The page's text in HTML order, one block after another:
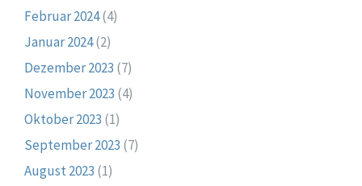
Februar 2024(4)
Januar 2024(2)
Dezember 2023 (7)
November 2023 (4)
Oktober 2023 (1)
September 2023 (7)
August 2023 (1)